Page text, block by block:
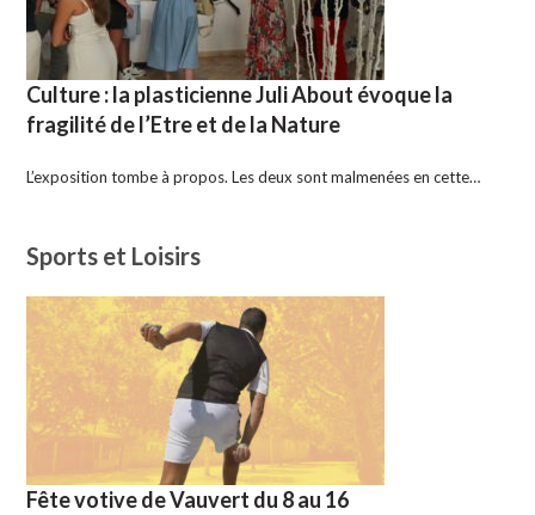
Culture : la plasticienne Juli About évoque la
fragilité de l’Etre et de la Nature
L’exposition tombe à propos. Les deux sont malmenées en cette…
Sports et Loisirs
Fête votive de Vauvert du 8 au 16